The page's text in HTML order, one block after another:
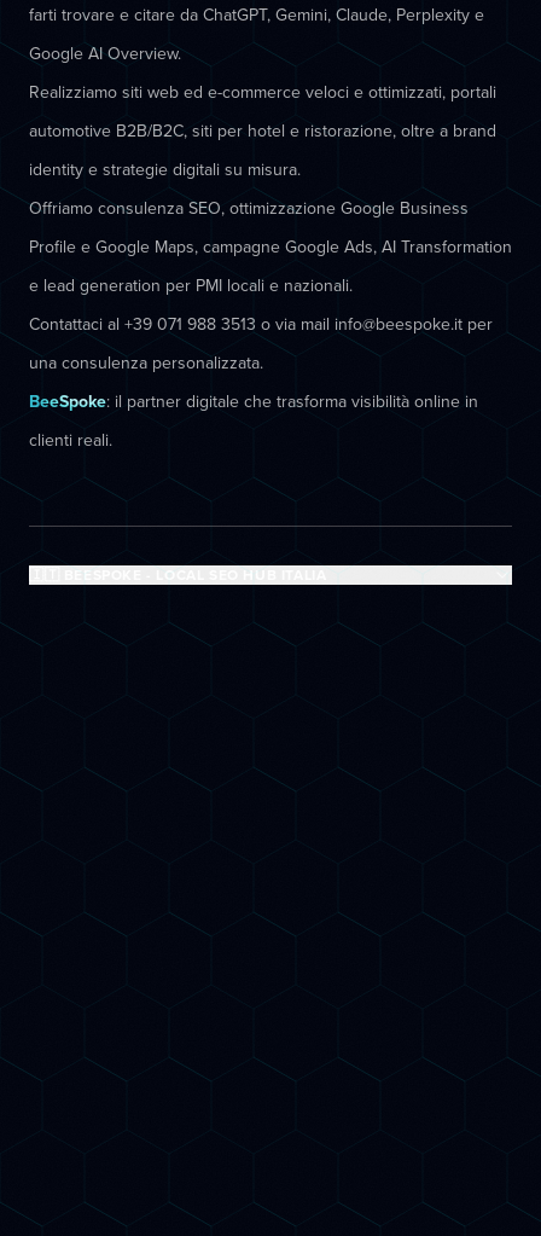
farti trovare e citare da ChatGPT, Gemini, Claude, Perplexity e
Google AI Overview.
Realizziamo siti web ed e-commerce veloci e ottimizzati, portali
automotive B2B/B2C, siti per hotel e ristorazione, oltre a brand
identity e strategie digitali su misura.
Offriamo consulenza SEO, ottimizzazione Google Business
Profile e Google Maps, campagne Google Ads, AI Transformation
e lead generation per PMI locali e nazionali.
Contattaci al +39 071 988 3513 o via mail info@beespoke.it per
una consulenza personalizzata.
BeeSpoke: il partner digitale che trasforma visibilità online in
clienti reali.
🇮🇹 BEESPOKE - LOCAL SEO HUB ITALIA